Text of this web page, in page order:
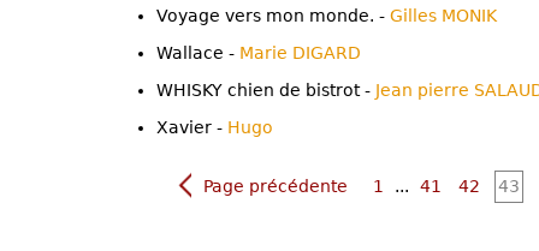
Voyage vers mon monde. - Gilles MONIK
Wallace - Marie DIGARD
WHISKY chien de bistrot - Jean pierre
Xavier - Hugo
Page précédente 1 ... 41 42 43